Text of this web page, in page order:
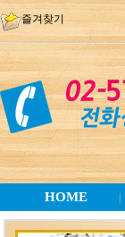
즐겨찾기
HOME